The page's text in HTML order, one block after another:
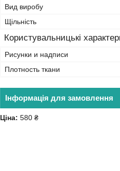
Вид виробу
Щільність
Користувальницькі
Рисунки и надписи
Плотность ткани
Інформація для замовлення
Ціна: 580 ₴